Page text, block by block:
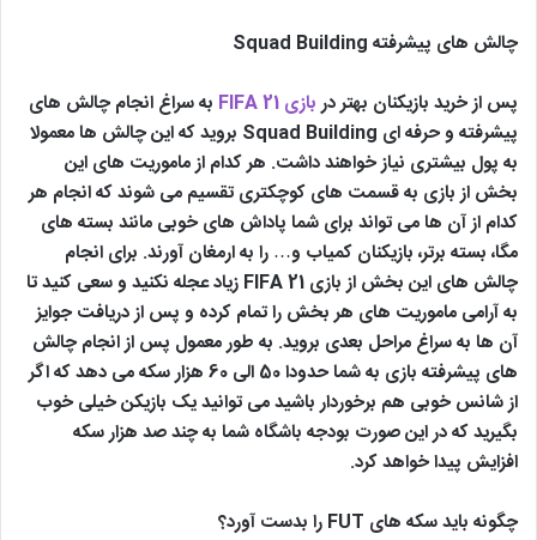
چالش های پیشرفته Squad Building
پس از خرید بازیکنان بهتر در بازی FIFA 21
به سراغ انجام چالش های
پیشرفته و حرفه ای Squad Building بروید که این چالش ها معمولا
به پول بیشتری نیاز خواهند داشت. هر کدام از ماموریت های این
بخش از بازی به قسمت های کوچکتری تقسیم می شوند که انجام هر
کدام از آن ها می تواند برای شما پاداش های خوبی مانند بسته های
مگا، بسته برتر، بازیکنان کمیاب و… را به ارمغان آورند. برای انجام
چالش های این بخش از بازی FIFA 21 زیاد عجله نکنید و سعی کنید تا
به آرامی ماموریت های هر بخش را تمام کرده و پس از دریافت جوایز
آن ها به سراغ مراحل بعدی بروید. به طور معمول پس از انجام چالش
های پیشرفته بازی به شما حدودا 50 الی 60 هزار سکه می دهد که اگر
از شانس خوبی هم برخوردار باشید می توانید یک بازیکن خیلی خوب
بگیرید که در این صورت بودجه باشگاه شما به چند صد هزار سکه
افزایش پیدا خواهد کرد.
چگونه باید سکه های FUT را بدست آورد؟